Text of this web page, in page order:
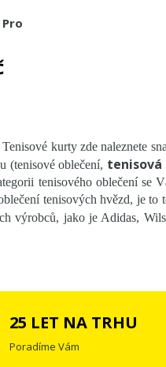
kurty zde naleznete
(tenisové oblečení,
tenisového oblečení se
tenisových hvězd, je
výrobců, jako je Adidas,
25 LET NA TRHU
Poradíme Vám